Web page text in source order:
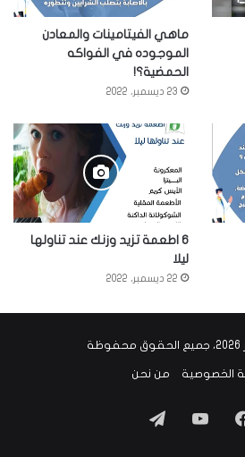
ماهي الفيتامينات والمعادن
الموجوده في الفواكه
الحمضية؟!
23 ديسمبر، 2022
6 اطعمة تزيد وزنك عند تناولها
ليلا
22 ديسمبر، 2022
الخصوصية من نحن
فيسبوك‫YouTube